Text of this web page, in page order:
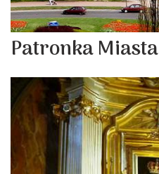
Patronka Miasta